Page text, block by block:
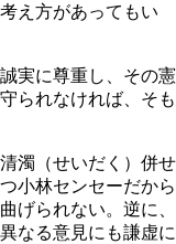
え方があってもい
実に尊重し、その憲
られなければ、そも
濁（せいだく）併せ
小林センセーだから
げられない。逆に、
なる意見にも謙虚に